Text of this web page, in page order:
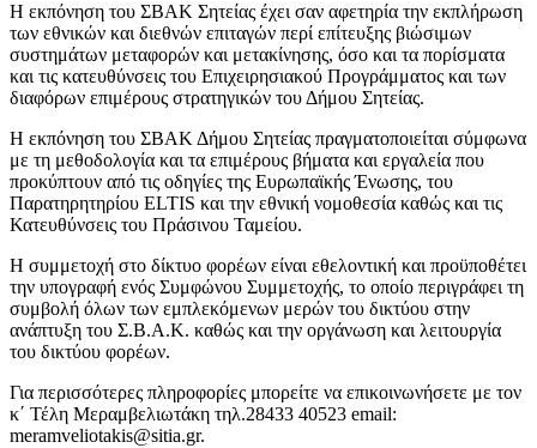
Η εκπόνηση του ΣΒΑΚ Σητείας έχει σαν αφετηρία την εκπλήρωση
των εθνικών και διεθνών επιταγών περί επίτευξης βιώσιμων
συστημάτων μεταφορών και μετακίνησης, όσο και τα πορίσματα
και τις κατευθύνσεις του Επιχειρησιακού Προγράμματος και των
διαφόρων επιμέρους στρατηγικών του Δήμου Σητείας.
Η εκπόνηση του ΣΒΑΚ Δήμου Σητείας πραγματοποιείται σύμφωνα
με τη μεθοδολογία και τα επιμέρους βήματα και εργαλεία που
προκύπτουν από τις οδηγίες της Ευρωπαϊκής Ένωσης, του
Παρατηρητηρίου ELTIS και την εθνική νομοθεσία καθώς και τις
Κατευθύνσεις του Πράσινου Ταμείου.
Η συμμετοχή στο δίκτυο φορέων είναι εθελοντική και προϋποθέτει
την υπογραφή ενός Συμφώνου Συμμετοχής, το οποίο περιγράφει τη
συμβολή όλων των εμπλεκόμενων μερών του δικτύου στην
ανάπτυξη του Σ.Β.Α.Κ. καθώς και την οργάνωση και λειτουργία
του δικτύου φορέων.
Για περισσότερες πληροφορίες μπορείτε να επικοινωνήσετε με τον
κ΄ Τέλη Μεραμβελιωτάκη τηλ.28433 40523 email:
meramveliotakis@sitia.gr.